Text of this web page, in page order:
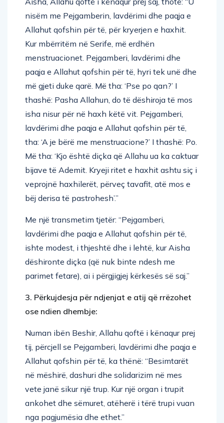
nisëm me Pejgamberin, lavdërimi dhe paqja e
Allahut qofshin për të, për kryerjen e haxhit.
Kur mbërritëm në Serife, më erdhën
menstruacionet. Pejgamberi, lavdërimi dhe
paqja e Allahut qofshin për të, hyri tek unë dhe
më gjeti duke qarë. Më tha: ‘Pse po qan?’ I
thashë: Pasha Allahun, do të dëshiroja të mos
isha nisur për në haxh këtë vit. Pejgamberi,
lavdërimi dhe paqja e Allahut qofshin për të,
tha: ‘A je bërë me menstruacione?’ I thashë: Po.
Më tha: ‘Kjo është diçka që Allahu ua ka caktuar
bijave të Ademit. Kryeji ritet e haxhit ashtu siç i
veprojnë haxhilerët, përveç tavafit, atë mos e
bëj derisa të pastrohesh’.”
Me një transmetim tjetër: “Pejgamberi,
lavdërimi dhe paqja e Allahut qofshin për të,
ishte modest, i thjeshtë dhe i lehtë, kur Aisha
dëshironte diçka (që nuk binte ndesh me
parimet fetare), ai i përgjigjej kërkesës së saj.”
3. Përkujdesja për ndjenjat e atij që rrëzohet
ose ndien dhembje:
Numan ibën Beshir, Allahu qoftë i kënaqur prej
tij, përcjell se Pejgamberi, lavdërimi dhe paqja e
Allahut qofshin për të, ka thënë: “Besimtarët
në mëshirë, dashuri dhe solidarizim në mes
vete janë sikur një trup. Kur një organ i trupit
ankohet dhe sëmuret, atëherë i tërë trupi vuan
nga pagjumësia dhe ethet.”